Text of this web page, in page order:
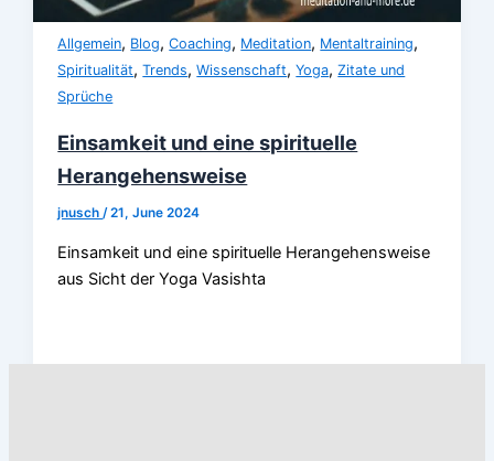
Allgemein, Blog,Coaching, Meditation, Mentaltraining,
Spiritualität,Trends,Wissenschaft,Yoga,Zitate und
Sprüche
Einsamkeit und eine spirituelle
Herangehensweise
jnusch/21, June 2024
Einsamkeit und eine spirituelle Herangehensweise
aus Sicht der Yoga Vasishta